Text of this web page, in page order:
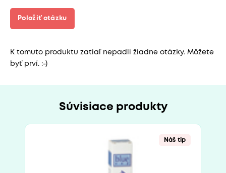
Položiť otázku
K tomuto produktu zatiaľ nepadli žiadne otázky. Môžete
byť prví. :-)
Súvisiace produkty
Náš tip